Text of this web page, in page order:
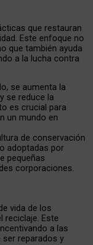
que restauran
Este enfoque no
que también ayuda
a la lucha contra
se aumenta la
se reduce la
es crucial para
un mundo en
de conservación
adoptadas por
pequeñas
corporaciones.
vida de los
reciclaje. Este
a las
ser reparados y